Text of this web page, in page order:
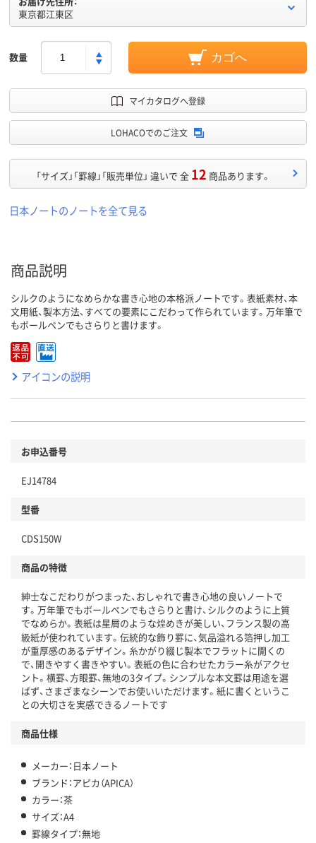
東京都江東区
数量 カゴへ
マイカタログへ登録
LOHACOでのご注文
「サイズ」「罫線」「販売単位」 違いで 全 12 商品あります。
日本ノートのノートを全て見る
商品説明
シルクのようになめらかな書き心地の本格派ノートです。表紙素材、本
文用紙、製本方法、すべての要素にこだわって作られています。万年筆で
もボールペンでもさらりと書けます。
アイコンの説明
お申込番号
EJ14784
型番
CDS150W
商品の特徴
紳士なこだわりがつまった、おしゃれで書き心地の良いノートで
す。万年筆でもボールペンでもさらりと書け、シルクのように上質
でなめらか。表紙は星屑のような煌めきが美しい、フランス製の高
級紙が使われています。伝統的な飾り罫に、気品溢れる箔押し加工
が重厚感のあるデザイン。糸かがり綴じ製本でフラットに開くの
で、開きやすく書きやすい。表紙の色に合わせたカラー糸がアクセ
ント。横罫、方眼罫、無地の3タイプ。シンプルな本文罫は用途を選
ばず、さまざまなシーンでお使いいただけます。紙に書くというこ
との大切さを実感できるノートです
商品仕様
メーカー：日本ノート
ブランド：アピカ（APICA）
カラー：茶
サイズ：A4
罫線タイプ：無地